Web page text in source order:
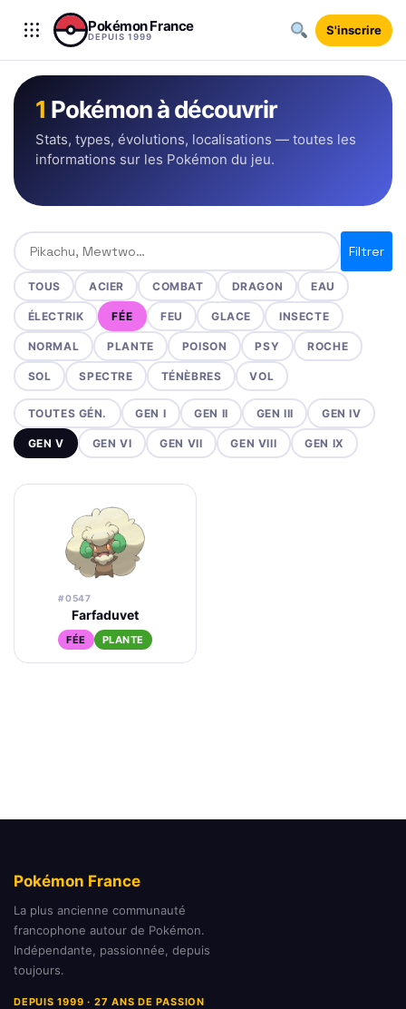
Aller au contenu
Pokémon France
DEPUIS 1999 S'inscrire
1 Pokémon à découvrir
Stats, types, évolutions, localisations — toutes les
informations sur les Pokémon du jeu.
Rechercher un Pokémon
Filtrer
TOUS ACIER COMBAT DRAGON EAU
ÉLECTRIK FÉE FEU GLACE INSECTE
NORMAL PLANTE POISON PSY ROCHE
SOL SPECTRE TÉNÈBRES VOL
TOUTES GÉN. GEN I GEN II GEN III GEN IV
GEN V GEN VI GEN VII GEN VIII GEN IX
#0547
Farfaduvet
FÉE PLANTE
Pokémon France
La plus ancienne communauté
francophone autour de Pokémon.
Indépendante, passionnée, depuis
toujours.
DEPUIS 1999 · 27 ANS DE PASSION